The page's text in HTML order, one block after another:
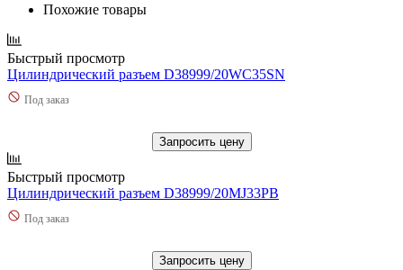
Похожие товары
Быстрый просмотр
Цилиндрический разъем D38999/20WC35SN
Под заказ
Запросить цену
Быстрый просмотр
Цилиндрический разъем D38999/20MJ33PB
Под заказ
Запросить цену